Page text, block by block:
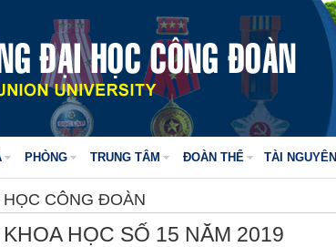
PHÒNG TRUNG TÂM ĐOÀN THỂ TÀI NGUYÊN
CÔNG ĐOÀN
HỌC SỐ 15 NĂM 2019